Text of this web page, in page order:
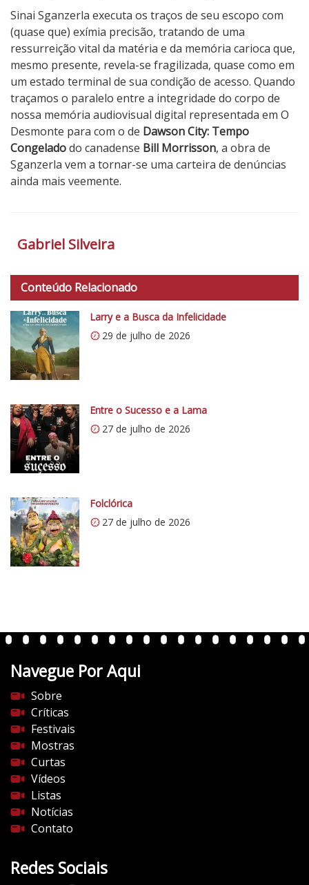
Sinai Sganzerla executa os traços de seu escopo com
(quase que) exímia precisão, tratando de uma
ressurreição vital da matéria e da memória carioca que,
mesmo presente, revela-se fragilizada, quase como em
um estado terminal de sua condição de acesso. Quando
traçamos o paralelo entre a integridade do corpo de
nossa memória audiovisual digital representada em O
Desmonte para com o de Dawson City: Tempo
Congeladodo canadense Bill Morrisson, a obra de
Sganzerla vem a tornar-se uma carteira de denúncias
ainda mais veemente.
a
o
C
r
í
t
c
o
5
1
Gabriel Silveira
Conteúdo Relacionado
Larry e a Busca da Infelicidade
29 de julho de 2026
Entre o Sucesso e a Lama
27 de julho de 2026
Folclórica
27 de julho de 2026
Navegue Por Aqui
Sobre
Críticas
Festivais
Mostras
Curtas
Vídeos
Listas
Notícias
Contato
Redes Sociais